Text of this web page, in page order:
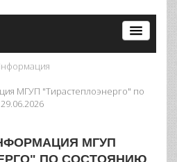
МГУП "Тирастеплоэнерго" по
МГУП